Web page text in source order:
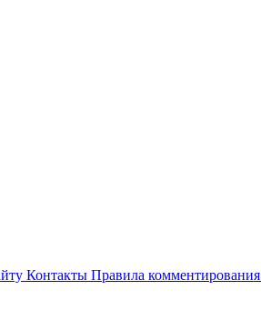
Контакты Правила комментирования